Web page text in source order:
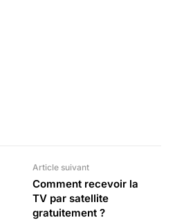
Article suivant
Comment recevoir la
TV par satellite
gratuitement ?